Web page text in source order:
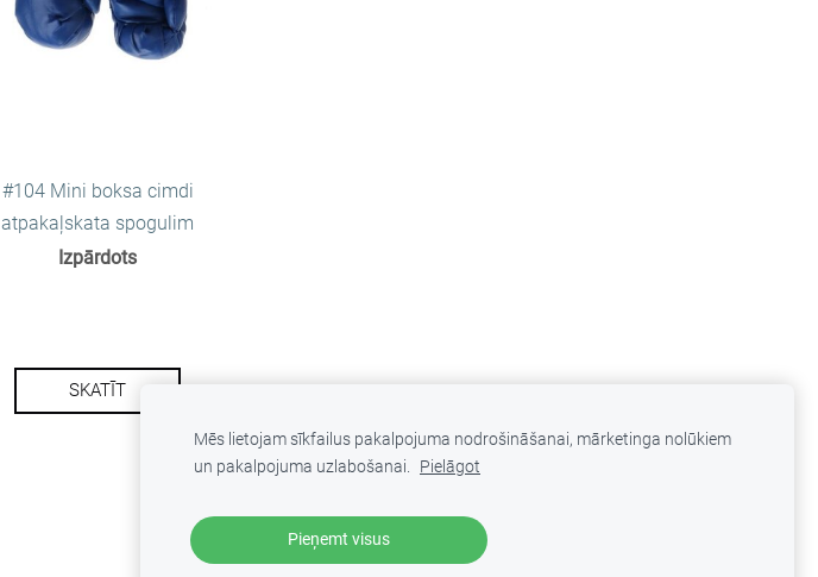
#104 Mini boksa cimdi
atpakaļskata spogulim
Izpārdots
SKATĪT
Mēs lietojam sīkfailus pakalpojuma nodrošināšanai, mārketinga nolūkiem
un pakalpojuma uzlabošanai. Pielāgot
Pieņemt visus